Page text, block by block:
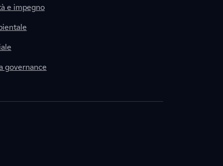
e impegno
governance